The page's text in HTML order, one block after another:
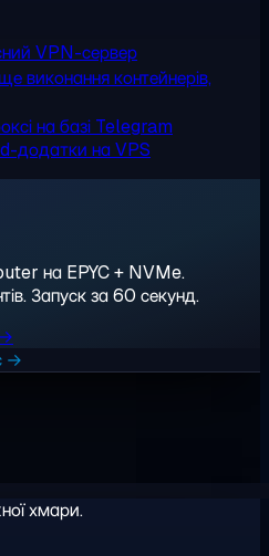
VPN-сервер
виконання контейнерів,
на базі Telegram
додатки на VPS
на EPYC + NVMe.
Запуск за 60 секунд.
→
хмари.